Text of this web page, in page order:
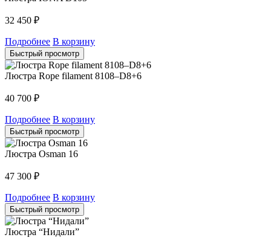
32 450 ₽
Подробнее В корзину
Быстрый просмотр
Люстра Rope filament 8108–D8+6
40 700 ₽
Подробнее В корзину
Быстрый просмотр
Люстра Osman 16
47 300 ₽
Подробнее В корзину
Быстрый просмотр
Люстра “Нидали”